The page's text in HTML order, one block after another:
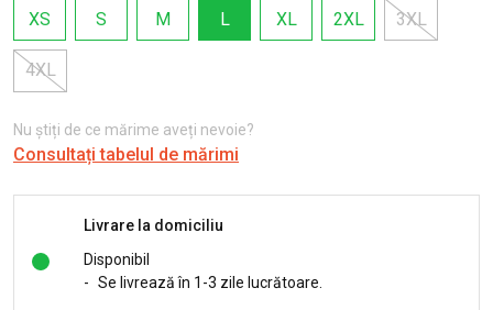
XS
S M L XL 2XL 3XL
4XL
Nu știți de ce mărime aveți nevoie?
Consultați tabelul de mărimi
Livrare la domiciliu
Disponibil
- Se livrează în 1-3 zile lucrătoare.